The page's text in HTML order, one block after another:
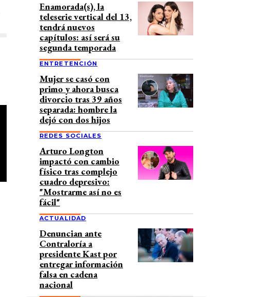
Enamorada(s), la
teleserie vertical del 13,
tendrá nuevos
capítulos: así será su
segunda temporada
ENTRETENCIÓN
Mujer se casó con
primo y ahora busca
divorcio tras 39 años
separada: hombre la
dejó con dos hijos
REDES SOCIALES
Arturo Longton
impactó con cambio
físico tras complejo
cuadro depresivo:
"Mostrarme así no es
fácil"
ACTUALIDAD
Denuncian ante
Contraloría a
presidente Kast por
entregar información
falsa en cadena
nacional